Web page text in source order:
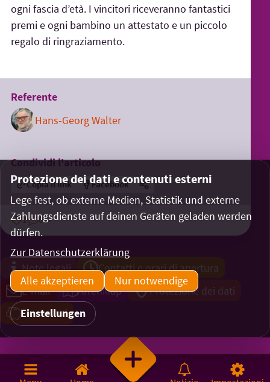
ogni fascia d’età. I vincitori riceveranno fantastici
premi e ogni bambino un attestato e un piccolo
regalo di ringraziamento.
Referente
Hans-Georg Walter
Condividi l'articolo
Copia il link Facebook
1 0
Note legali
Contatti e orari di apertura
E-mail
ArrenMap
Protezione dei dati
Donazioni
Protezione dei dati e contenuti esterni
Lege fest, ob externe Medien, Statistik und externe
Zahlungsdienste auf deinen Geräten geladen werden
dürfen.
Zur Datenschutzerklärung
Alle akzeptieren Nur notwendige
Einstellungen